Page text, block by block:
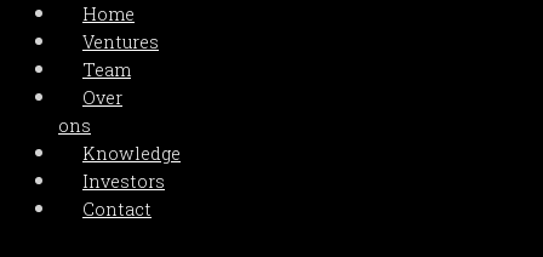
Home
Ventures
Team
Over
ons
Knowledge
Investors
Contact